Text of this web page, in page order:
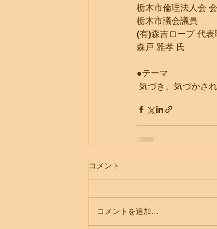
栃木市倫理法人会
栃木市議会議員
(有)森吉ロープ 代表
森戸 雅孝 氏
●テーマ
気づき、気づかさ
コメント
コメントを追加…